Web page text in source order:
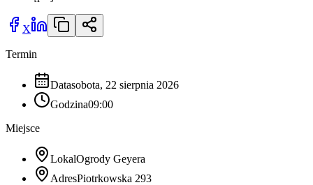
X
Termin
Datasobota, 22 sierpnia 2026
Godzina09:00
Miejsce
LokalOgrody Geyera
AdresPiotrkowska 293